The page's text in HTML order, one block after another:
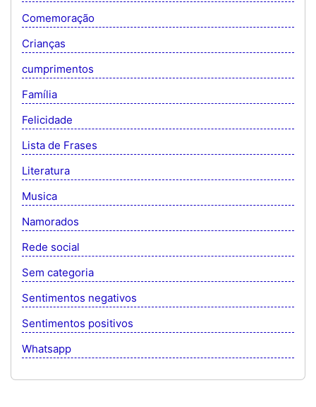
Comemoração
Crianças
cumprimentos
Família
Felicidade
Lista de Frases
Literatura
Musica
Namorados
Rede social
Sem categoria
Sentimentos negativos
Sentimentos positivos
Whatsapp